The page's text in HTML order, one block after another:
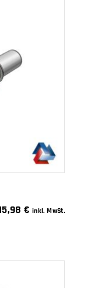
€ inkl. MwSt.